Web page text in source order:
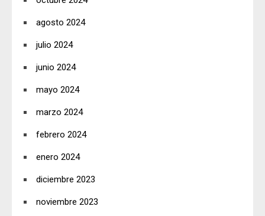
agosto 2024
julio 2024
junio 2024
mayo 2024
marzo 2024
febrero 2024
enero 2024
diciembre 2023
noviembre 2023